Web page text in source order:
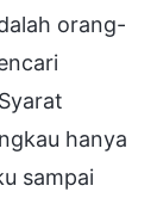
orang-
hanya
sampai